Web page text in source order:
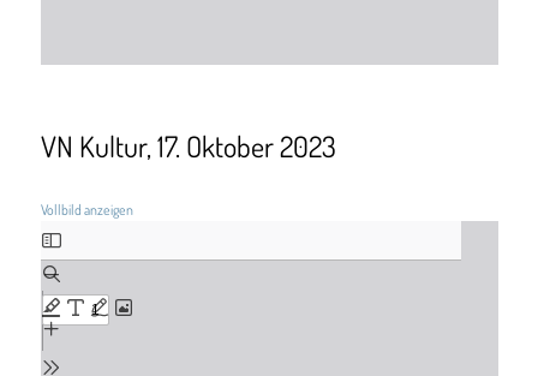
VN Kultur, 17. Oktober 2023
Vollbild anzeigen